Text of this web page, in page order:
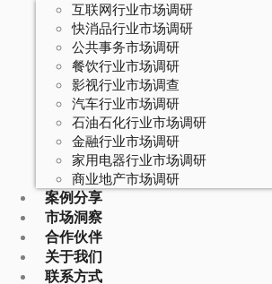
互联网行业市场调研
快消品行业市场调研
公共事务市场调研
餐饮行业市场调研
影视行业市场调查
汽车行业市场调研
石油石化行业市场调研
金融行业市场调研
家用电器行业市场调研
商业地产市场调研
案例分享
市场洞察
合作伙伴
关于我们
联系方式